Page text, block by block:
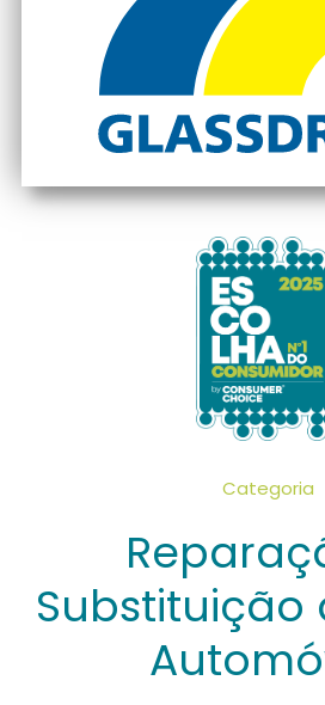
Categoria
Substituição